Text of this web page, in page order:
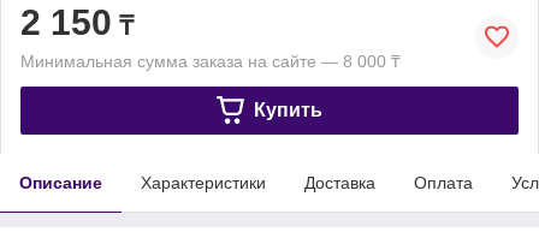
2 150 ₸
Минимальная сумма заказа на сайте — 8 000 ₸
Купить
Описание Характеристики Доставка Оплата